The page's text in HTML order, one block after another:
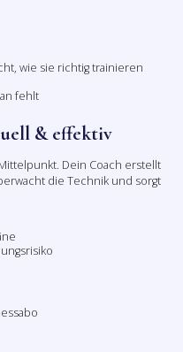
wie sie richtig trainieren
fehlt
& effektiv
Dein Coach erstellt
die Technik und sorgt